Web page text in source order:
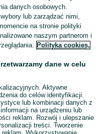
Zobacz
danych osobowych.
lub zarządzać nimi,
na stronie polityki
naszym partnerom i
Polityka cookies,
dane w celu
Aktywne
do celów identyfikacji.
lub kombinacji danych z
na urządzeniu lub
reklam. Rozwój i ulepszanie
treści. Tworzenie